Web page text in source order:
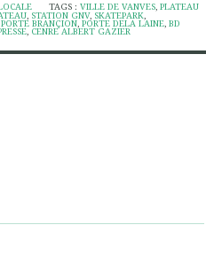
TAGS :VILLE DE VANVES,PLATEAU
, STATION GNV, SKATEPARK,
PORTE BRANÇION, PORTE DELA LAINE, BD
, CENRE ALBERT GAZIER